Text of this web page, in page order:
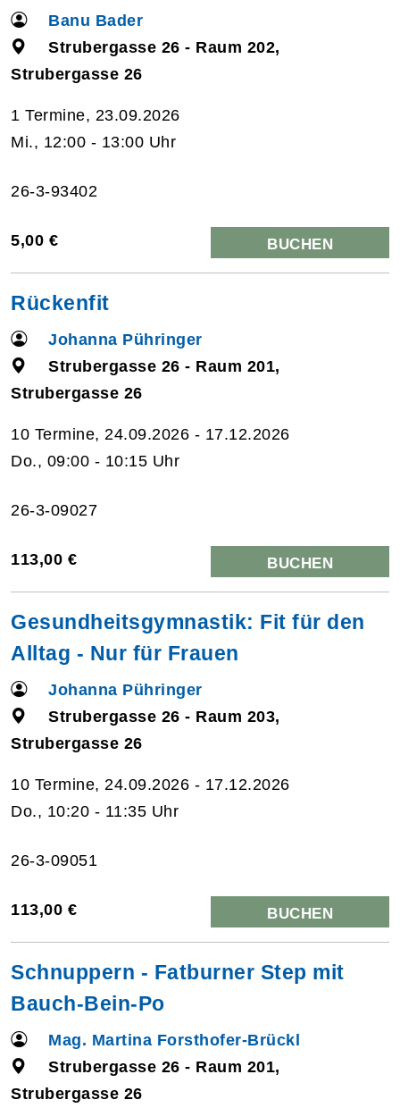
Banu Bader
Strubergasse 26 - Raum 202,
Strubergasse 26
1 Termine, 23.09.2026
Mi., 12:00 - 13:00 Uhr
26-3-93402
5,00 € BUCHEN
Rückenfit
Johanna Pühringer
Strubergasse 26 - Raum 201,
Strubergasse 26
10 Termine, 24.09.2026 - 17.12.2026
Do., 09:00 - 10:15 Uhr
26-3-09027
113,00 € BUCHEN
Gesundheitsgymnastik: Fit für den
Alltag - Nur für Frauen
Johanna Pühringer
Strubergasse 26 - Raum 203,
Strubergasse 26
10 Termine, 24.09.2026 - 17.12.2026
Do., 10:20 - 11:35 Uhr
26-3-09051
113,00 € BUCHEN
Schnuppern - Fatburner Step mit
Bauch-Bein-Po
Mag. Martina Forsthofer-Brückl
Strubergasse 26 - Raum 201,
Strubergasse 26